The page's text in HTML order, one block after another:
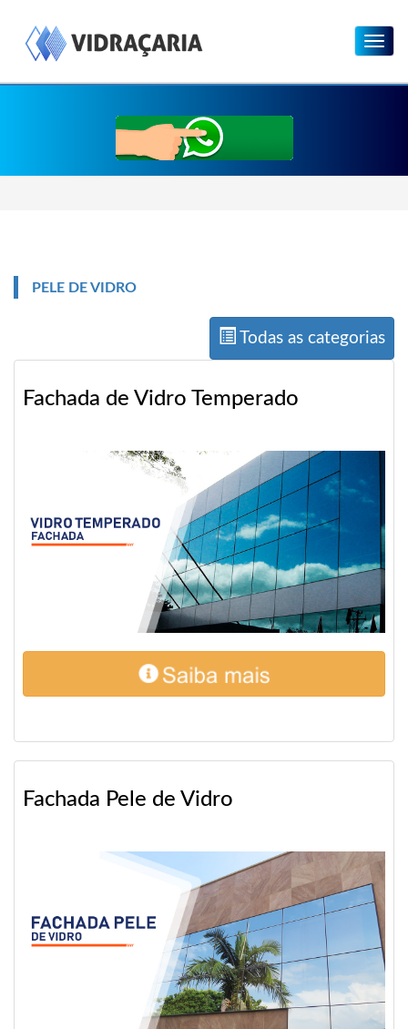
Menu
PELE DE VIDRO
Todas as categorias
Fachada de Vidro Temperado
Fachada Pele de Vidro